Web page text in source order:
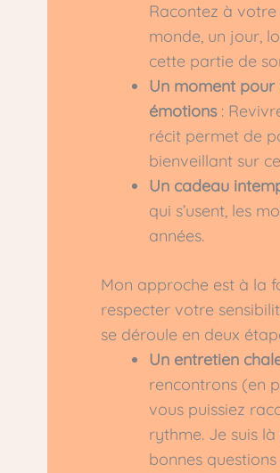
Racontez à
monde, un jour,
cette partie de
Un moment
émotions:
récit permet de
bienveillant sur
Un cadeau
qui s’usent, les
années.
Mon approche est à la
respecter votre
se déroule en deux
Un entretien
rencontrons (en
vous puissiez
rythme. Je suis
bonnes